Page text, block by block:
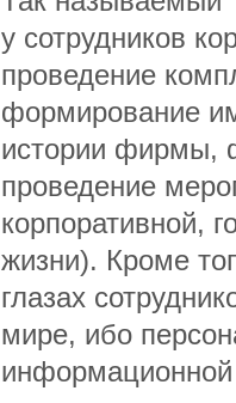
у сотрудников
проведение
формирование
истории фирмы,
проведение
корпоративной,
жизни). Кроме
глазах
мире, ибо